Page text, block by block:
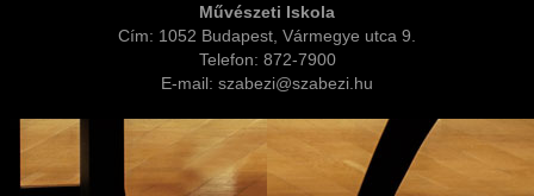
Művészeti Iskola
Cím: 1052 Budapest, Vármegye utca 9.
Telefon: 872-7900
E-mail: szabezi@szabezi.hu